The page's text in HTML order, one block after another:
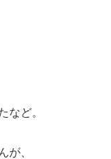
など。
が、